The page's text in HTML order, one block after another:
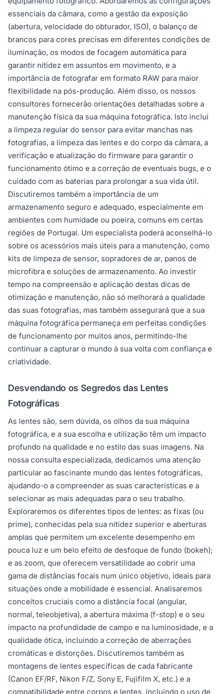
essenciais da câmara, como a gestão da exposição
(abertura, velocidade do obturador, ISO), o balanço de
brancos para cores precisas em diferentes condições de
iluminação, os modos de focagem automática para
garantir nitidez em assuntos em movimento, e a
importância de fotografar em formato RAW para maior
flexibilidade na pós-produção. Além disso, os nossos
consultores fornecerão orientações detalhadas sobre a
manutenção física da sua máquina fotográfica. Isto inclui
a limpeza regular do sensor para evitar manchas nas
fotografias, a limpeza das lentes e do corpo da câmara, a
verificação e atualização do firmware para garantir o
funcionamento ótimo e a correção de eventuais bugs, e o
cuidado com as baterias para prolongar a sua vida útil.
Discutiremos também a importância de um
armazenamento seguro e adequado, especialmente em
ambientes com humidade ou poeira, comuns em certas
regiões de Portugal. Um especialista poderá aconselhá-lo
sobre os acessórios mais úteis para a manutenção, como
kits de limpeza de sensor, sopradores de ar, panos de
microfibra e soluções de armazenamento. Ao investir
tempo na compreensão e aplicação destas dicas de
otimização e manutenção, não só melhorará a qualidade
das suas fotografias, mas também assegurará que a sua
máquina fotográfica permaneça em perfeitas condições
de funcionamento por muitos anos, permitindo-lhe
continuar a capturar o mundo à sua volta com confiança e
criatividade.
Desvendando os Segredos das Lentes
Fotográficas
As lentes são, sem dúvida, os olhos da sua máquina
fotográfica, e a sua escolha e utilização têm um impacto
profundo na qualidade e no estilo das suas imagens. Na
nossa consulta especializada, dedicamos uma atenção
particular ao fascinante mundo das lentes fotográficas,
ajudando-o a compreender as suas características e a
selecionar as mais adequadas para o seu trabalho.
Exploraremos os diferentes tipos de lentes: as fixas (ou
prime), conhecidas pela sua nitidez superior e aberturas
amplas que permitem um excelente desempenho em
pouca luz e um belo efeito de desfoque de fundo (bokeh);
e as zoom, que oferecem versatilidade ao cobrir uma
gama de distâncias focais num único objetivo, ideais para
situações onde a mobilidade é essencial. Analisaremos
conceitos cruciais como a distância focal (angular,
normal, teleobjetiva), a abertura máxima (f-stop) e o seu
impacto na profundidade de campo e na luminosidade, e a
qualidade ótica, incluindo a correção de aberrações
cromáticas e distorções. Discutiremos também as
montagens de lentes específicas de cada fabricante
(Canon EF/RF, Nikon F/Z, Sony E, Fujifilm X, etc.) e a
compatibilidade entre corpos e lentes, incluindo o uso de